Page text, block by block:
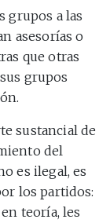
grupos a las
asesorías o
que otras
grupos
sustancial de
del
es ilegal, es
los partidos:
teoría, les